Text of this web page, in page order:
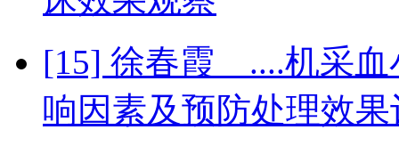
[15] 徐春霞 ....机采血
响因素及预防处理效果